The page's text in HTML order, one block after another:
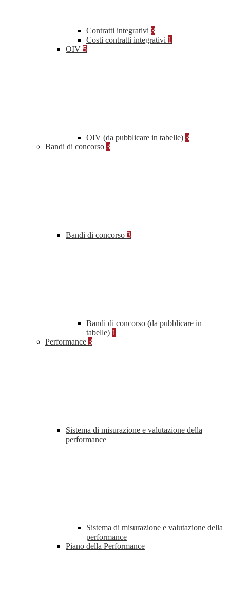
Contratti integrativi 3
Costi contratti integrativi 1
OIV 5
OIV (da pubblicare in tabelle) 3
Bandi di concorso 3
Bandi di concorso 3
Bandi di concorso (da pubblicare in
tabelle) 1
Performance 3
Sistema di misurazione e valutazione della
performance
Sistema di misurazione e valutazione della
performance
Piano della Performance